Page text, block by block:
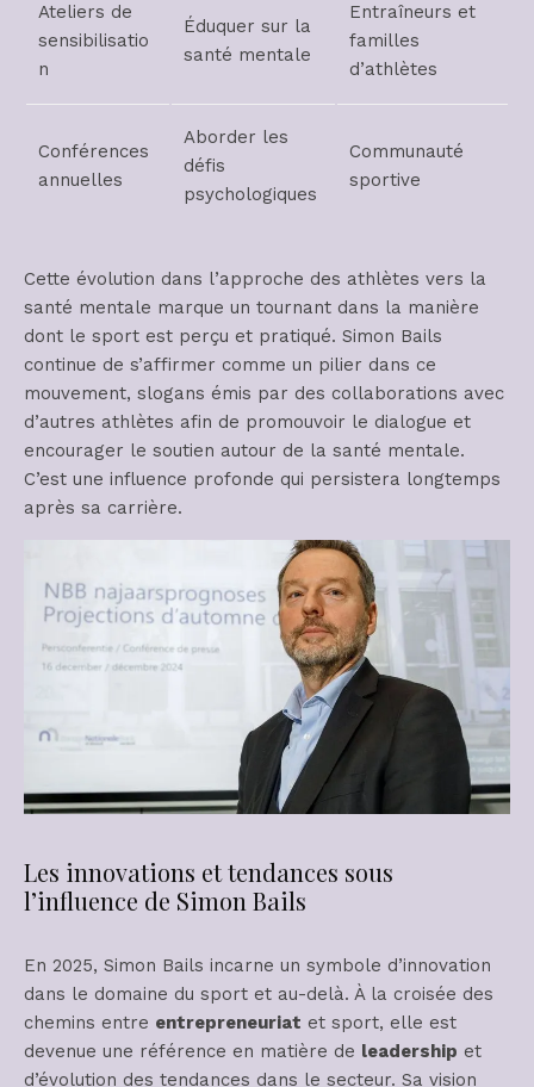
Ateliers de
sensibilisatio
n
Éduquer sur la
santé mentale
Entraîneurs et
familles
d’athlètes
Conférences
annuelles
Aborder les
défis
psychologiques
Communauté
sportive
Cette évolution dans l’approche des athlètes vers la
santé mentale marque un tournant dans la manière
dont le sport est perçu et pratiqué. Simon Bails
continue de s’affirmer comme un pilier dans ce
mouvement, slogans émis par des collaborations avec
d’autres athlètes afin de promouvoir le dialogue et
encourager le soutien autour de la santé mentale.
C’est une influence profonde qui persistera longtemps
après sa carrière.
Les innovations et tendances sous
l’influence de Simon Bails
En 2025, Simon Bails incarne un symbole d’innovation
dans le domaine du sport et au-delà. À la croisée des
chemins entre entrepreneuriat et sport, elle est
devenue une référence en matière de leadership et
d’évolution des tendances dans le secteur. Sa vision